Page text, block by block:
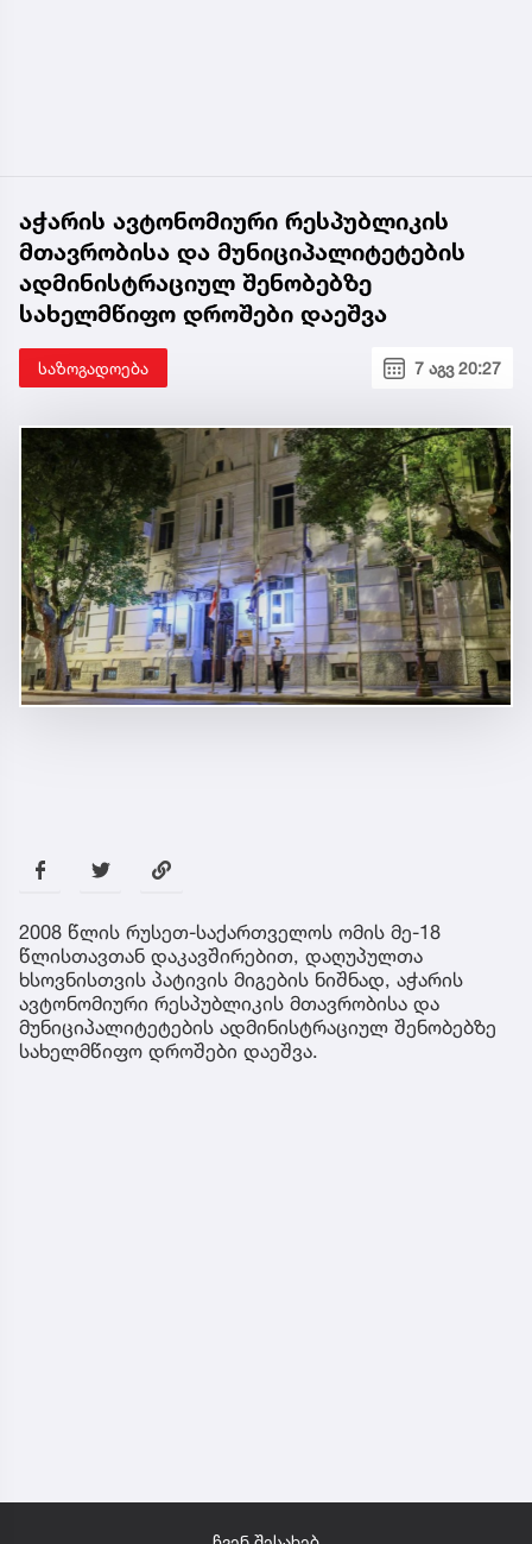
აჭარის ავტონომიური რესპუბლიკის
მთავრობისა და მუნიციპალიტეტების
ადმინისტრაციულ შენობებზე
სახელმწიფო დროშები დაეშვა
საზოგადოება 7 აგვ 20:27
2008 წლის რუსეთ-საქართველოს ომის მე-18
წლისთავთან დაკავშირებით, დაღუპულთა
ხსოვნისთვის პატივის მიგების ნიშნად, აჭარის
ავტონომიური რესპუბლიკის მთავრობისა და
მუნიციპალიტეტების ადმინისტრაციულ შენობებზე
სახელმწიფო დროშები დაეშვა.